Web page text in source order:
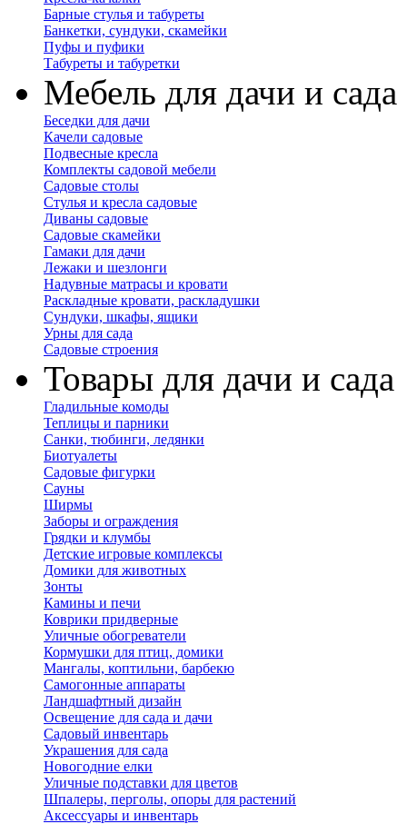
Барные стулья и табуреты
Банкетки, сундуки, скамейки
Пуфы и пуфики
Табуреты и табуретки
Мебель для дачи и сада
Беседки для дачи
Качели садовые
Подвесные кресла
Комплекты садовой мебели
Садовые столы
Стулья и кресла садовые
Диваны садовые
Садовые скамейки
Гамаки для дачи
Лежаки и шезлонги
Надувные матрасы и кровати
Раскладные кровати, раскладушки
Сундуки, шкафы, ящики
Урны для сада
Садовые строения
Товары для дачи и сада
Гладильные комоды
Теплицы и парники
Санки, тюбинги, ледянки
Биотуалеты
Садовые фигурки
Сауны
Ширмы
Заборы и ограждения
Грядки и клумбы
Детские игровые комплексы
Домики для животных
Зонты
Камины и печи
Коврики придверные
Уличные обогреватели
Кормушки для птиц, домики
Мангалы, коптильни, барбекю
Самогонные аппараты
Ландшафтный дизайн
Освещение для сада и дачи
Садовый инвентарь
Украшения для сада
Новогодние елки
Уличные подставки для цветов
Шпалеры, перголы, опоры для растений
Аксессуары и инвентарь